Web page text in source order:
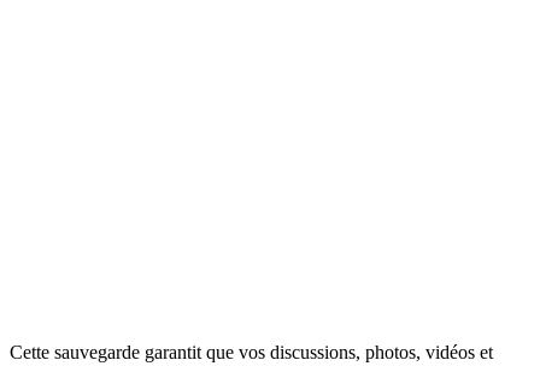
Cette sauvegarde garantit que vos discussions, photos, vidéos et